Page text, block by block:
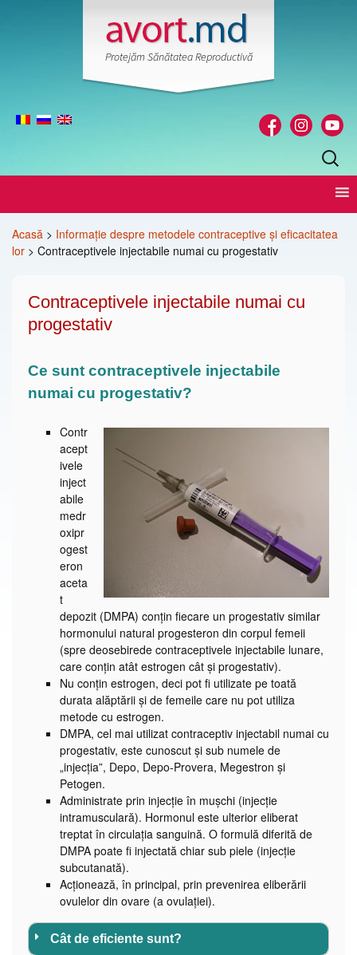
Caută
după:
Protejăm Sănătatea Reproductivă
content
Acasă > Informație despre metodele contraceptive și eficacitatea
lor > Contraceptivele injectabile numai cu progestativ
Contraceptivele injectabile numai cu
progestativ
Ce sunt contraceptivele injectabile
numai cu progestativ?
Contr
acept
ivele
inject
abile
medr
oxipr
ogest
eron
aceta
t
depozit (DMPA) conţin fiecare un progestativ similar
hormonului natural progesteron din corpul femeii
(spre deosebirede contraceptivele injectabile lunare,
care conţin atât estrogen cât şi progestativ).
Nu conţin estrogen, deci pot fi utilizate pe toată
durata alăptării şi de femeile care nu pot utiliza
metode cu estrogen.
DMPA, cel mai utilizat contraceptiv injectabil numai cu
progestativ, este cunoscut şi sub numele de
„injecţia”, Depo, Depo-Provera, Megestron şi
Petogen.
Administrate prin injecţie în muşchi (injecţie
intramusculară). Hormonul este ulterior eliberat
treptat în circulaţia sanguină. O formulă diferită de
DMPA poate fi injectată chiar sub piele (injecţie
subcutanată).
Acţionează, în principal, prin prevenirea eliberării
ovulelor din ovare (a ovulaţiei).
Cât de eficiente sunt?